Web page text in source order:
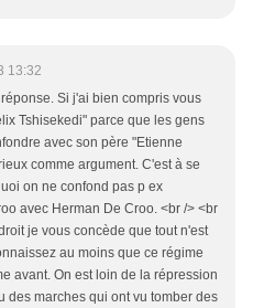
13:32
Si j'ai bien compris vous
Tshisekedi" parce que les gens
avec son père "Etienne
comme argument. C'est à se
on ne confond pas p ex
avec Herman De Croo. <br /> <br
je vous concède que tout n'est
au moins que ce régime
avant. On est loin de la répression
des marches qui ont vu tomber des